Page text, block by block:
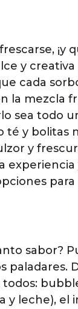
¡y
y
cada
la mezcla
sea todo
té y bolitas
y
sabor?
paladares.
y leche), el